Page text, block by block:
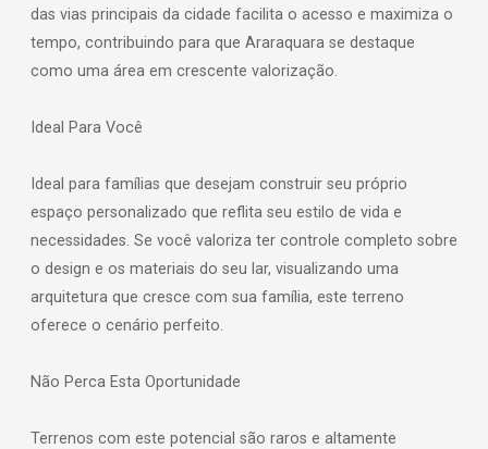
das vias principais da cidade facilita o acesso e maximiza o
tempo, contribuindo para que Araraquara se destaque
como uma área em crescente valorização.
Ideal Para Você
Ideal para famílias que desejam construir seu próprio
espaço personalizado que reflita seu estilo de vida e
necessidades. Se você valoriza ter controle completo sobre
o design e os materiais do seu lar, visualizando uma
arquitetura que cresce com sua família, este terreno
oferece o cenário perfeito.
Não Perca Esta Oportunidade
Terrenos com este potencial são raros e altamente